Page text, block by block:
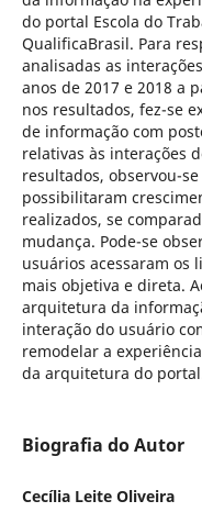
do portal Escola do
QualificaBrasil. Para
analisadas as
anos de 2017 e 2018 a
nos resultados, fez-se
de informação com
relativas às interações
resultados, observou-
possibilitaram
realizados, se
mudança. Pode-se
usuários acessaram os
mais objetiva e direta.
arquitetura da
interação do usuário
remodelar a
da arquitetura do
Biografia do Autor
Cecília Leite Oliveira